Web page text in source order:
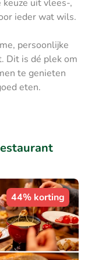
uit vlees-,
ieder wat wils.
persoonlijke
Dit is dé plek om
te genieten
eten.
44% korting